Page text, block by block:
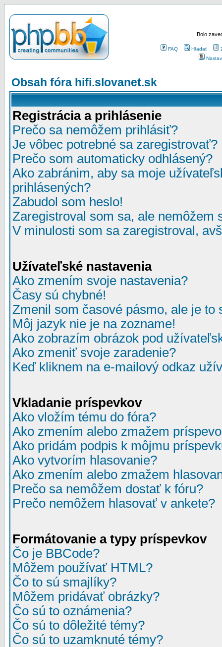
Bolo
FAQ Hľadať
Obsah fóra hifi.slovanet.sk
Registrácia a prihlásenie
Prečo sa nemôžem prihlásiť?
Je vôbec potrebné sa zaregistrovať?
Prečo som automaticky odhlásený?
Ako zabránim, aby sa moje
prihlásených?
Zabudol som heslo!
Zaregistroval som sa, ale nemôžem
V minulosti som sa zaregistroval,
Užívateľské nastavenia
Ako zmením svoje nastavenia?
Časy sú chybné!
Zmenil som časové pásmo, ale je to
Môj jazyk nie je na zozname!
Ako zobrazím obrázok pod
Ako zmeniť svoje zaradenie?
Keď kliknem na e-mailový odkaz
Vkladanie príspevkov
Ako vložím tému do fóra?
Ako zmením alebo zmažem
Ako pridám podpis k môjmu
Ako vytvorím hlasovanie?
Ako zmením alebo zmažem
Prečo sa nemôžem dostať k fóru?
Prečo nemôžem hlasovať v ankete?
Formátovanie a typy príspevkov
Čo je BBCode?
Môžem používať HTML?
Čo to sú smajlíky?
Môžem pridávať obrázky?
Čo sú to oznámenia?
Čo sú to dôležité témy?
Čo sú to uzamknuté témy?